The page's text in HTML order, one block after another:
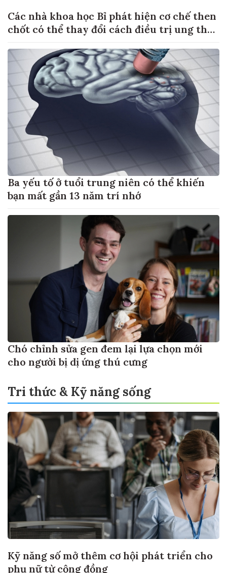
Các nhà khoa học Bỉ phát hiện cơ chế then
chốt có thể thay đổi cách điều trị ung thư
Ba yếu tố ở tuổi trung niên có thể khiến
bạn mất gần 13 năm trí nhớ
Chó chỉnh sửa gen đem lại lựa chọn mới
cho người bị dị ứng thú cưng
Tri thức & Kỹ năng sống
Kỹ năng số mở thêm cơ hội phát triển cho
phụ nữ từ cộng đồng